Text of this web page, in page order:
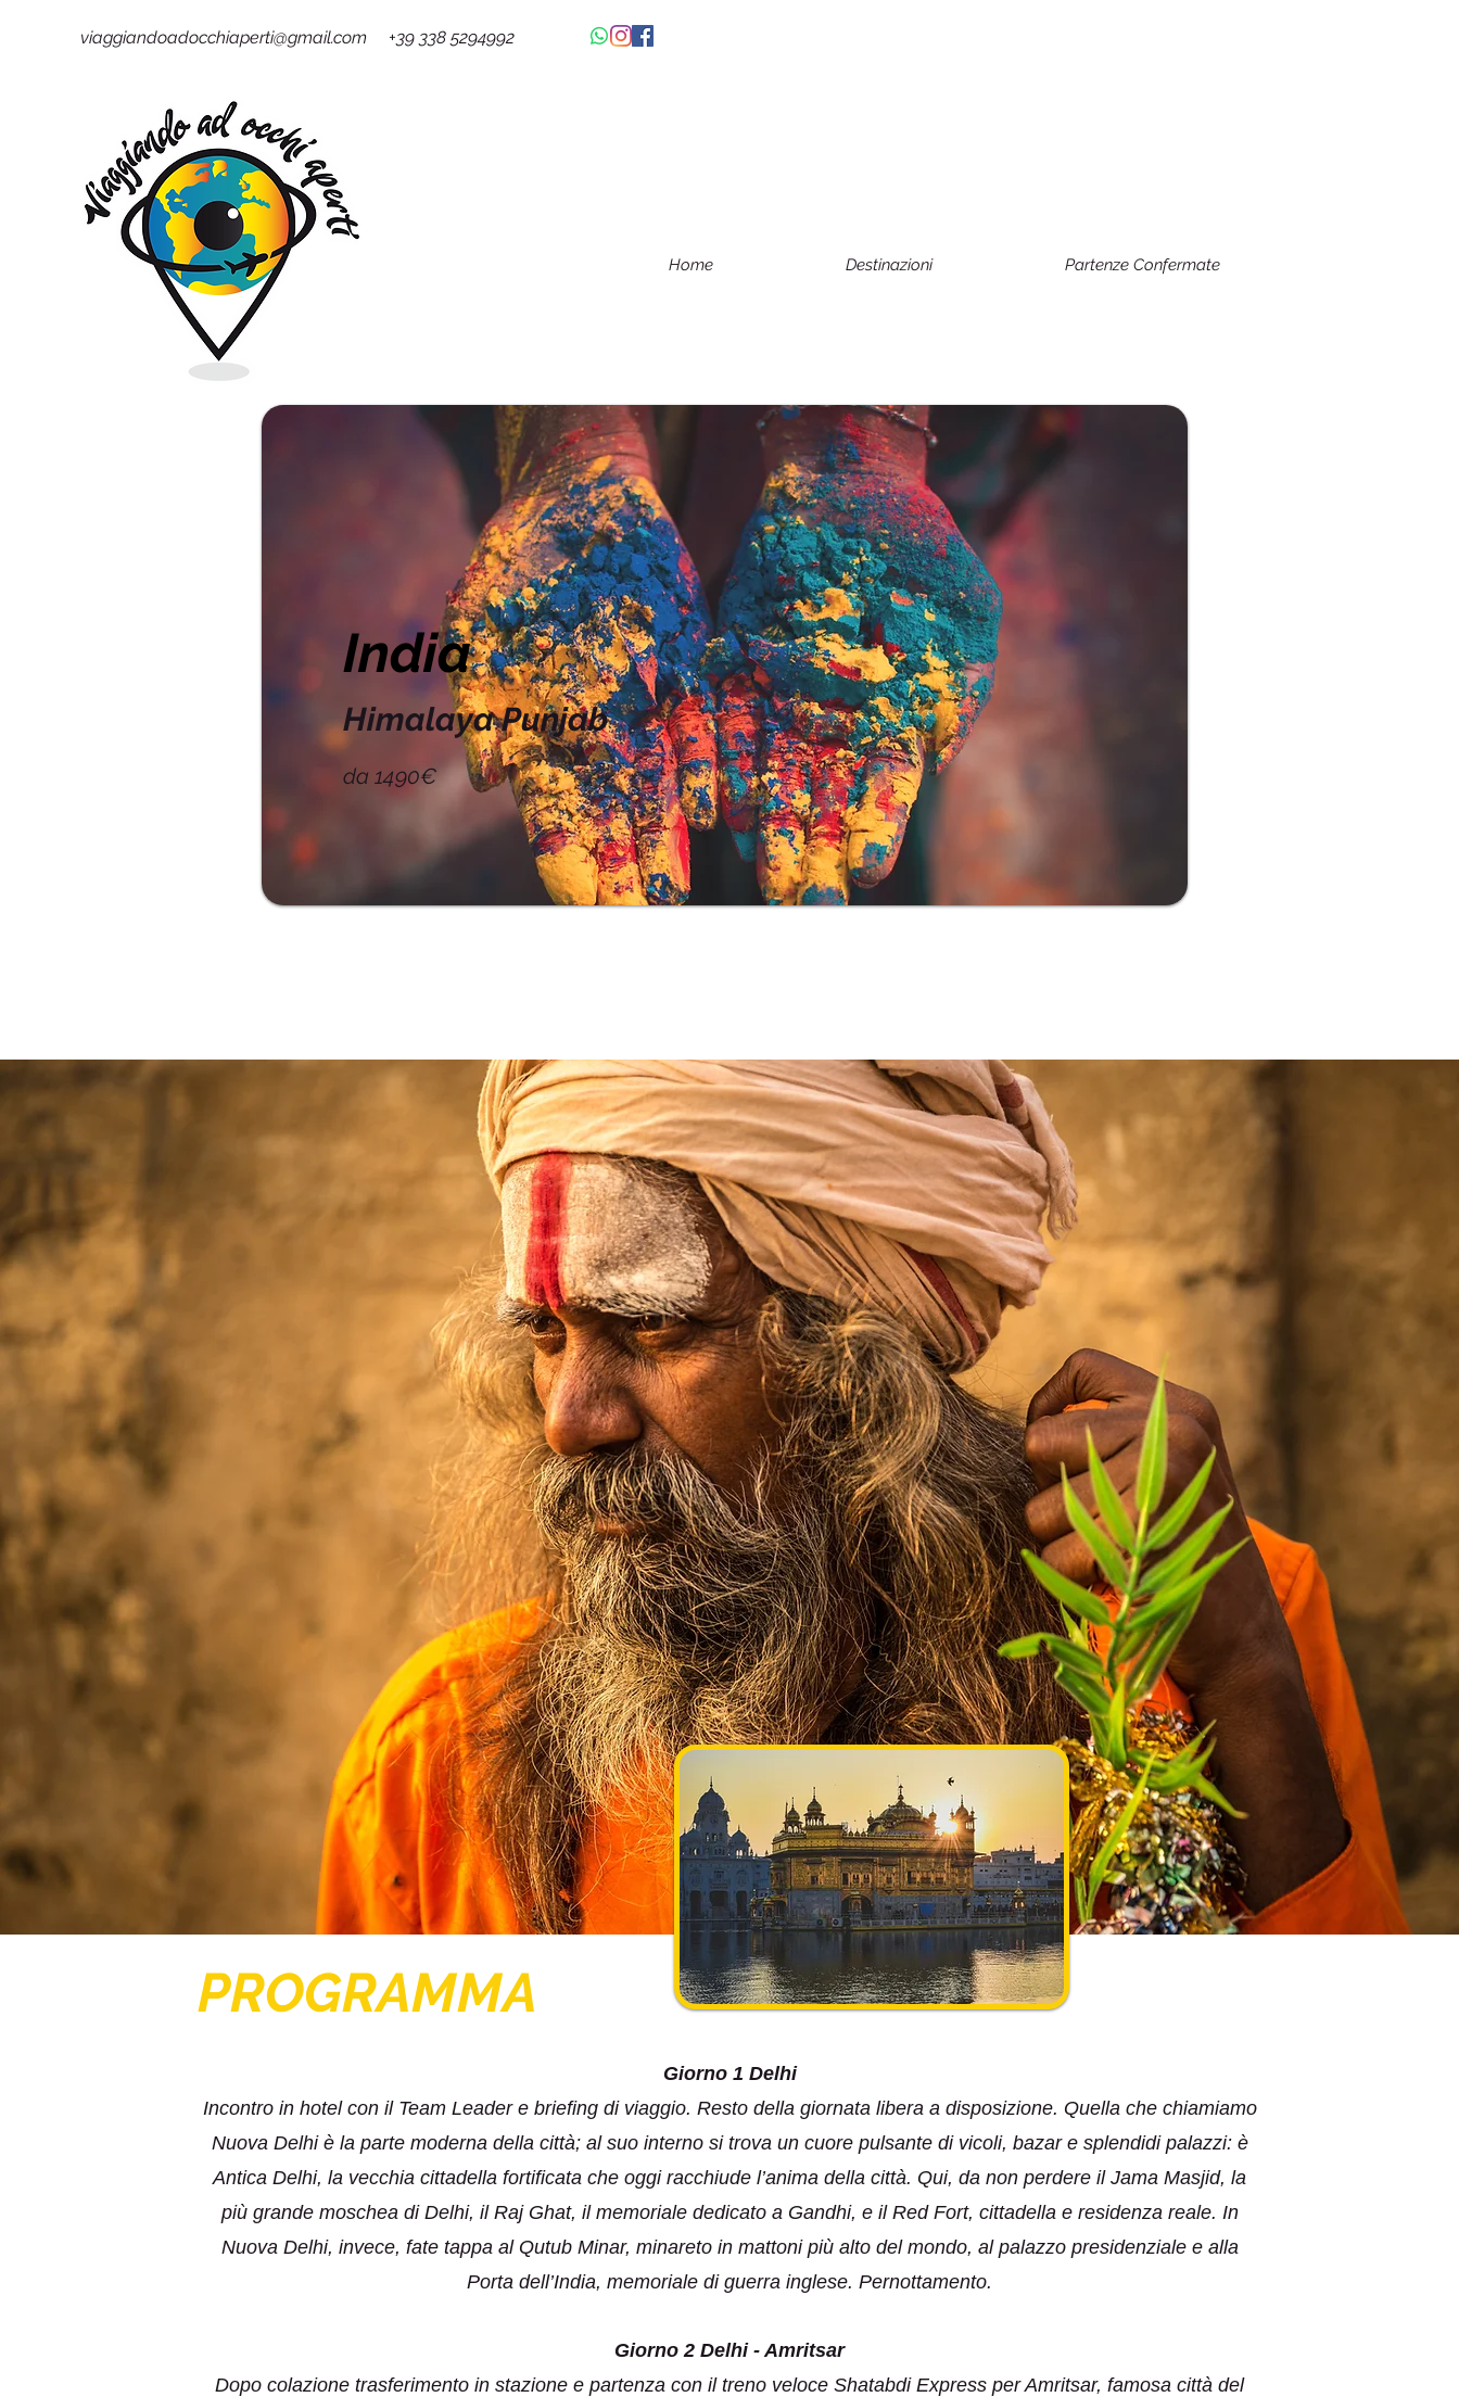
viaggiandoadocchiaperti@gmail.com +39 338 5294992
Home Destinazioni Partenze Confermate
India
Himalaya Punjab
da 1490€
PROGRAMMA
Giorno 1 Delhi
Incontro in hotel con il Team Leader e briefing di viaggio. Resto della giornata libera a disposizione. Quella che chiamiamo
Nuova Delhi è la parte moderna della città; al suo interno si trova un cuore pulsante di vicoli, bazar e splendidi palazzi: è
Antica Delhi, la vecchia cittadella fortificata che oggi racchiude l’anima della città. Qui, da non perdere il Jama Masjid, la
più grande moschea di Delhi, il Raj Ghat, il memoriale dedicato a Gandhi, e il Red Fort, cittadella e residenza reale. In
Nuova Delhi, invece, fate tappa al Qutub Minar, minareto in mattoni più alto del mondo, al palazzo presidenziale e alla
Porta dell’India, memoriale di guerra inglese. Pernottamento.
Giorno 2 Delhi - Amritsar
Dopo colazione trasferimento in stazione e partenza con il treno veloce Shatabdi Express per Amritsar, famosa città del